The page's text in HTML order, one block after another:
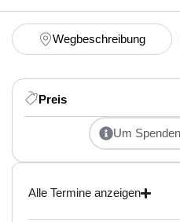
Wegbeschreibung
Preis
Um
Alle Termine anzeigen